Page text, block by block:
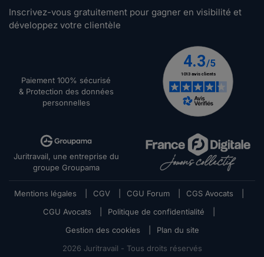
Inscrivez-vous gratuitement pour gagner en visibilité et
développez votre clientèle
Paiement 100% sécurisé
& Protection des données
personnelles
Juritravail, une entreprise du
groupe Groupama
Mentions légales CGV CGU Forum CGS Avocats
CGU Avocats
Politique de confidentialité
Gestion des cookies
Plan du site
2026 Juritravail - Tous droits réservés